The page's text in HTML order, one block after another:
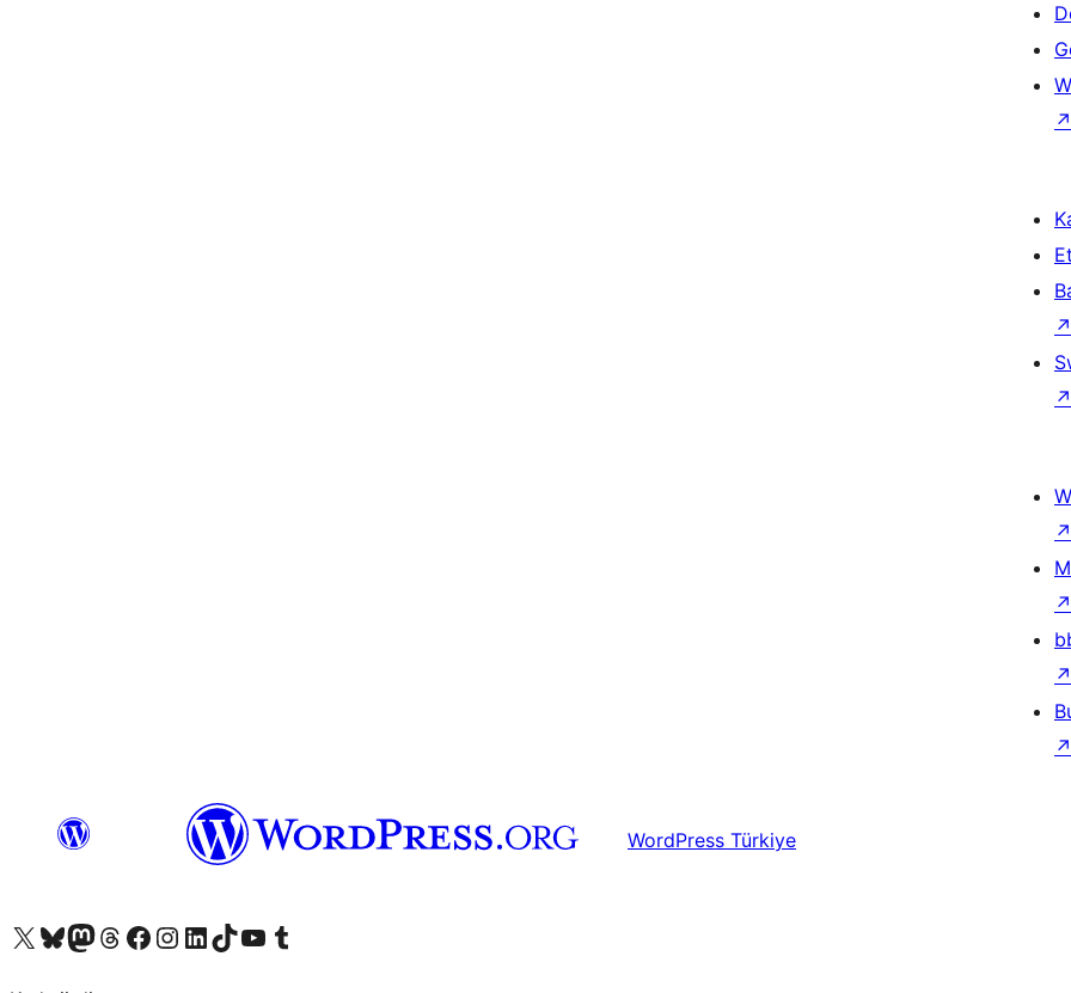
↗
↗
↗
↗
↗
↗
↗
WordPress Türkiye
X (eski Twitter) hesabımıza bakın
Bluesky hesabımızı ziyaret edinMastodon hesabımızı ziyaret edinThreads hesabımızı ziyaret edinFacebook sayfamızı ziyaret edinInstagram hesabımızı ziyaret edinLinkedIn hesabımızı ziyaret edinTikTok hesabımızı ziyaret edinYouTube kanalımızı ziyaret edinTumblr hesabımızı ziyaret edin